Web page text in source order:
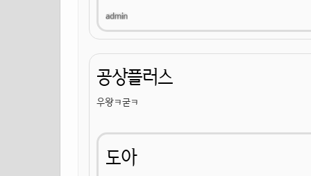
공상플러스
우왕ㅋ굳ㅋ
도아